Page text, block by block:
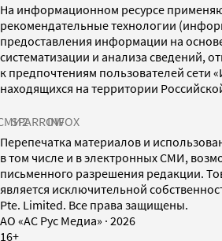
На информационном ресурсе
рекомендательные технологии
предоставления информации на
систематизации и анализа сведений,
к предпочтениям пользователей сети
находящихся на территории
SPARROWINFOX
Перепечатка материалов и
в том числе и в электронных СМИ,
письменного разрешения редакции.
является исключительной
Pte. Limited. Все права защищены.
AO «АС Рус Медиа» · 2026
16+